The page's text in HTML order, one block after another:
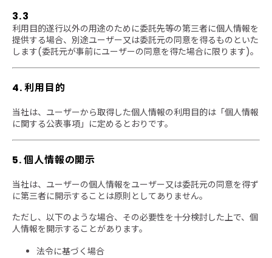
3.3
利用目的遂行以外の用途のために委託先等の第三者に個人情報を
提供する場合、別途ユーザー又は委託元の同意を得るものといた
します(委託元が事前にユーザーの同意を得た場合に限ります)。
4. 利用目的
当社は、ユーザーから取得した個人情報の利用目的は「個人情報
に関する公表事項」に定めるとおりです。
5. 個人情報の開示
当社は、ユーザーの個人情報をユーザー又は委託元の同意を得ず
に第三者に開示することは原則としてありません。
ただし、以下のような場合、その必要性を十分検討した上で、個
人情報を開示することがあります。
法令に基づく場合